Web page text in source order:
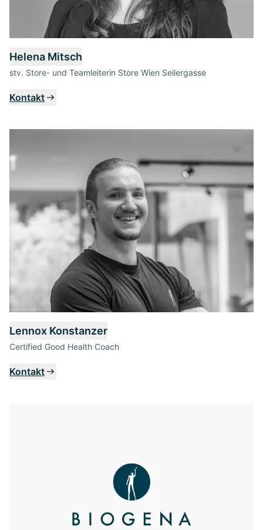
Helena Mitsch
stv. Store- und Teamleiterin Store Wien Seilergasse
Kontakt
Lennox Konstanzer
Certified Good Health Coach
Kontakt